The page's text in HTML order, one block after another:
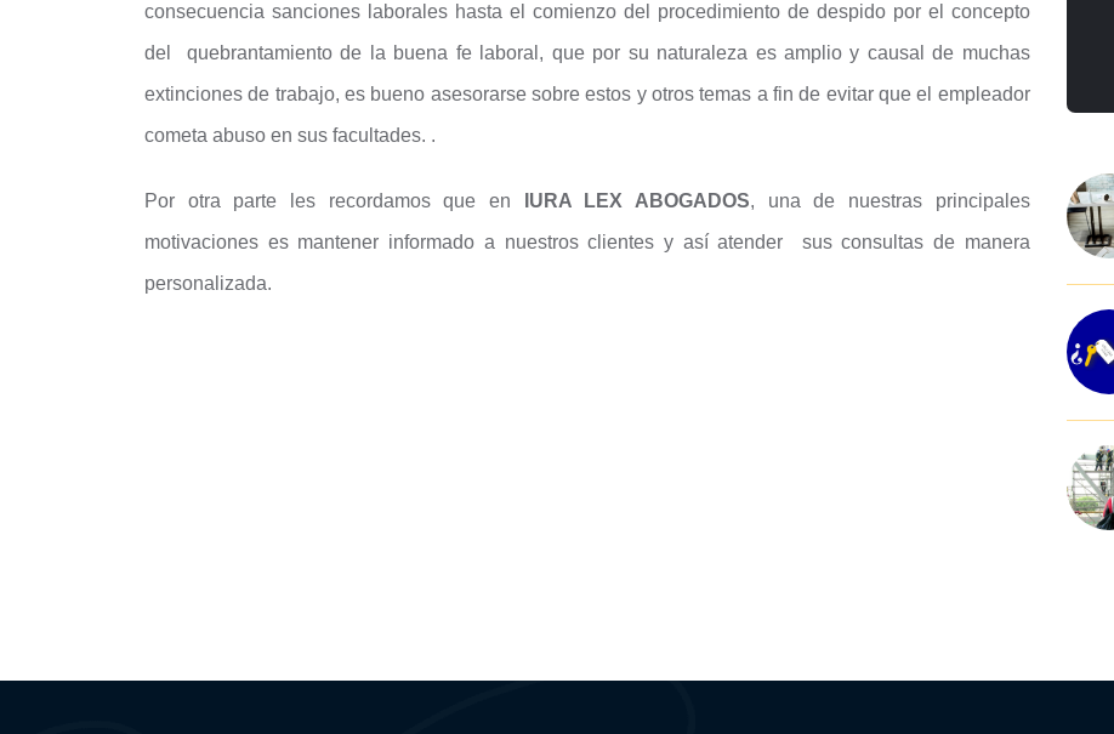
consecuencia sanciones laborales hasta el comienzo del procedimiento de despido por el concepto
del quebrantamiento de la buena fe laboral, que por su naturaleza es amplio y causal de muchas
extinciones de trabajo, es bueno asesorarse sobre estos y otros temas a fin de evitar que el empleador
cometa abuso en sus facultades. .
Por otra parte les recordamos que en IURA LEX ABOGADOS, una de nuestras principales
motivaciones es mantener informado a nuestros clientes y así atender sus consultas de manera
personalizada.